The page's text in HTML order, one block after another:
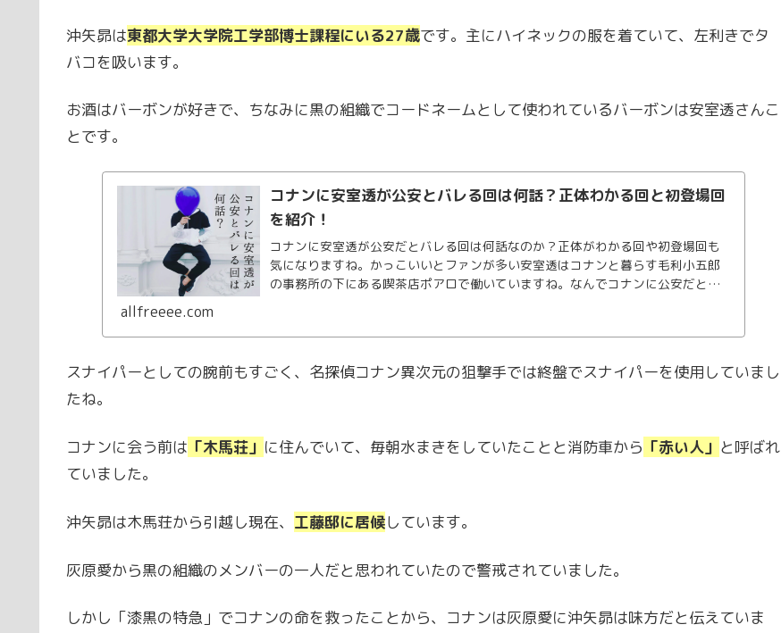
沖矢昴は東都大学大学院工学部博士課程にいる27歳です。主にハイネックの服を着ていて、左利きでタ
バコを吸います。
お酒はバーボンが好きで、ちなみに黒の組織でコードネームとして使われているバーボンは安室透さんこ
とです。
コナンに安室透が公安とバレる回は何話？正体わかる回と初登場回
を紹介！
コナンに安室透が公安だとバレる回は何話なのか？正体がわかる回や初登場回も
気になりますね。かっこいいとファンが多い安室透はコナンと暮らす毛利小五郎
の事務所の下にある喫茶店ポアロで働いていますね。なんでコナンに公安だとバ
allfreeee.com
スナイパーとしての腕前もすごく、名探偵コナン異次元の狙撃手では終盤でスナイパーを使用していまし
たね。
コナンに会う前は 「木馬荘」 に住んでいて、毎朝水まきをしていたことと消防車から 「赤い人」 と呼ばれ
ていました。
沖矢昴は木馬荘から引越し現在、 工藤邸に居候しています。
灰原愛から黒の組織のメンバーの一人だと思われていたので警戒されていました。
しかし「漆黒の特急」でコナンの命を救ったことから、コナンは灰原愛に沖矢昴は味方だと伝えていま